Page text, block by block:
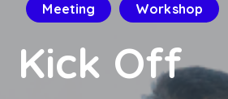
Meeting Workshop
Kick Off